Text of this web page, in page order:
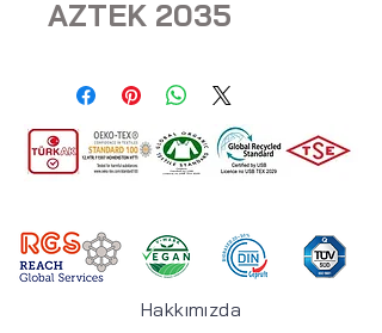
AZTEK 2035
Hakkımızda